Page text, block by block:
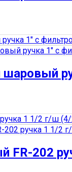
шаровый
FR-202